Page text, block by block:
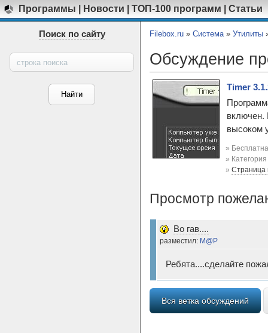
Программы Новости ТОП-100 программ Статьи
Поиск по сайту Filebox.ru » Система» Утилиты
Обсуждение
Timer
включен.
высоком
»
» Категория
» Страница
Просмотр
Во гав....
разместил: M@P
Ребята....сделайте
Вся ветка обсуждений